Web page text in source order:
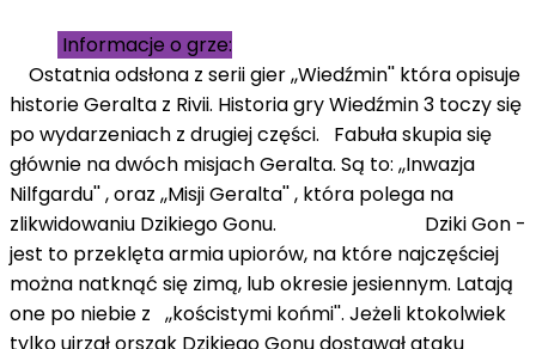
Informacje o grze:
Ostatnia odsłona z serii gier ,,Wiedźmin'' która opisuje
historie Geralta z Rivii. Historia gry Wiedźmin 3 toczy się
po wydarzeniach z drugiej części. Fabuła skupia się
głównie na dwóch misjach Geralta. Są to: ,,Inwazja
Nilfgardu'' , oraz ,,Misji Geralta'' , która polega na
zlikwidowaniu Dzikiego Gonu. Dziki Gon -
jest to przeklęta armia upiorów, na które najczęściej
można natknąć się zimą, lub okresie jesiennym. Latają
one po niebie z ,,kościstymi końmi''. Jeżeli ktokolwiek
tylko ujrzał orszak Dzikiego Gonu dostawał ataku